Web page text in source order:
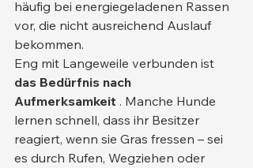
häufig bei energiegeladenen Rassen
vor, die nicht ausreichend Auslauf
bekommen.
Eng mit Langeweile verbunden ist
das Bedürfnis nach
Aufmerksamkeit . Manche Hunde
lernen schnell, dass ihr Besitzer
reagiert, wenn sie Gras fressen – sei
es durch Rufen, Wegziehen oder